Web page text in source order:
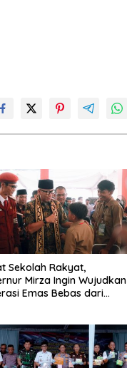
Sekolah Rakyat,
Mirza Ingin Wujudkan
Emas Bebas dari